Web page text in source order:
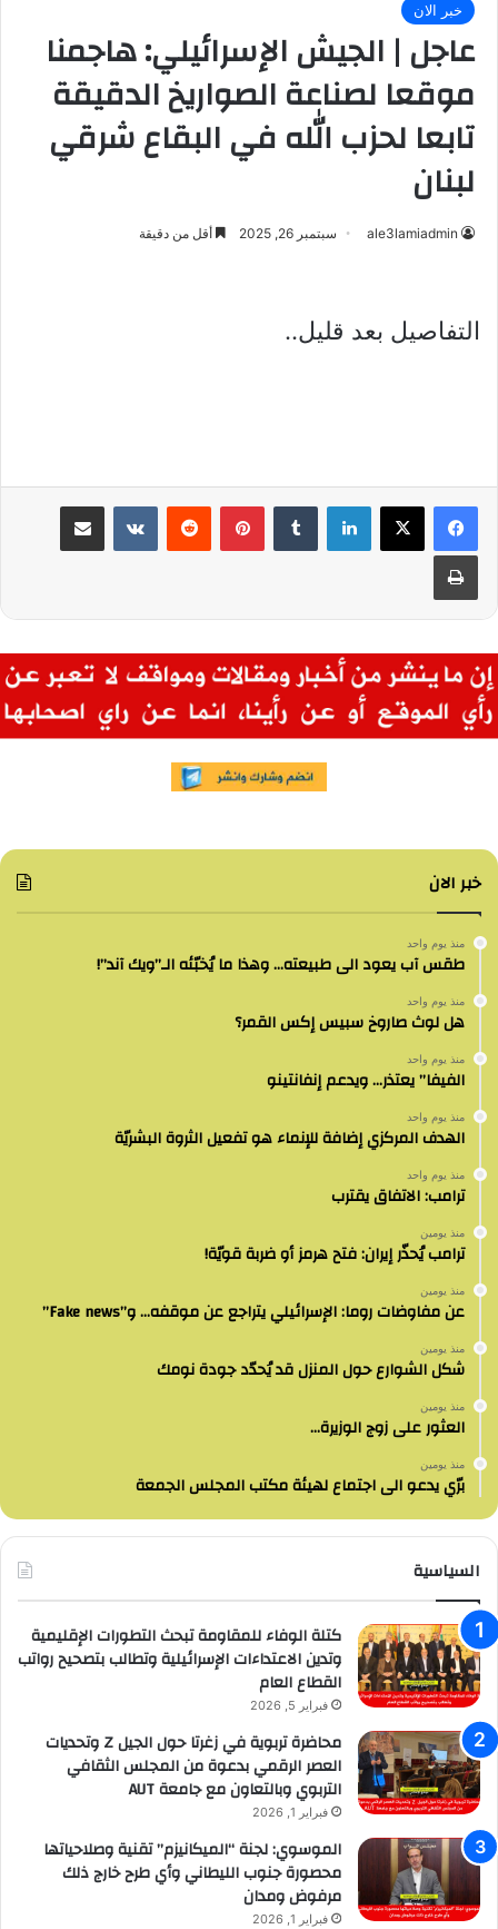
خبر الان
عاجل | الجيش الإسرائيلي: هاجمنا
موقعا لصناعة الصواريخ الدقيقة
تابعا لحزب الله في البقاع شرقي
لبنان
ale3lamiadmin سبتمبر 26, 2025 أقل من دقيقة
التفاصيل بعد قليل..
لينكدإن بينتيريست مشاركة عبر البريد
طباعة
خبر الان
منذ يوم واحد
طقس آب يعود الى طبيعته… وهذا ما يُخبّئه الـ”ويك آند”!
منذ يوم واحد
هل لوث صاروخ سبيس إكس القمر؟
منذ يوم واحد
الفيفا” يعتذر… ويدعم إنفانتينو
منذ يوم واحد
الهدف المركزي إضافة للإنماء هو تفعيل الثروة البشريّة
منذ يوم واحد
ترامب: الاتفاق يقترب
منذ يومين
ترامب يُحذّر إيران: فتح هرمز أو ضربة قويّة!
منذ يومين
عن مفاوضات روما: الإسرائيلي يتراجع عن موقفه… و”Fake news”
منذ يومين
شكل الشوارع حول المنزل قد يُحدّد جودة نومك
منذ يومين
العثور على زوج الوزيرة…
منذ يومين
برّي يدعو الى اجتماع لهيئة مكتب المجلس الجمعة
السياسية
كتلة الوفاء للمقاومة تبحث التطورات الإقليمية
وتدين الاعتداءات الإسرائيلية وتطالب بتصحيح رواتب
القطاع العام
فبراير 5, 2026
محاضرة تربوية في زغرتا حول الجيل Z وتحديات
العصر الرقمي بدعوة من المجلس الثقافي
التربوي وبالتعاون مع جامعة AUT
فبراير 1, 2026
الموسوي: لجنة “الميكانيزم” تقنية وصلاحياتها
محصورة جنوب الليطاني وأي طرح خارج ذلك
مرفوض ومدان
فبراير 1, 2026